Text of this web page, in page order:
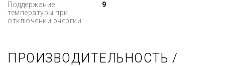
Поддержание
температуры при
отключении энергии
9
ПРОИЗВОДИТЕЛЬНОСТЬ /